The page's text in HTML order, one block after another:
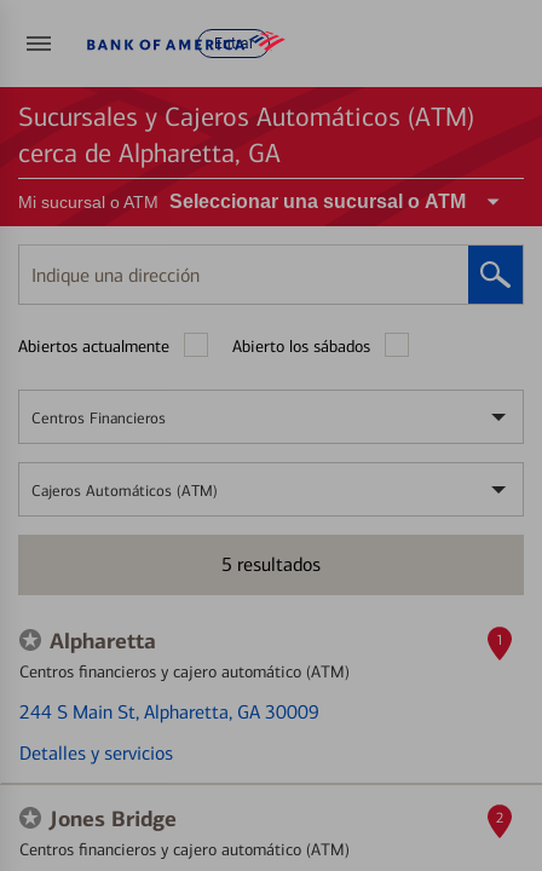
Entrar
Sucursales y Cajeros Automáticos (ATM)
cerca de Alpharetta, GA
Mi sucursal o ATM Seleccionar una sucursal o ATM
Indique
una
Abiertos actualmente Abierto los sábados
Centros Financieros
Cajeros Automáticos (ATM)
5 resultados
Alpharetta
Centros financieros y cajero automático (ATM)
244 S Main St, Alpharetta, GA 30009
Detalles y servicios
1
Jones Bridge
Centros financieros y cajero automático (ATM)
2